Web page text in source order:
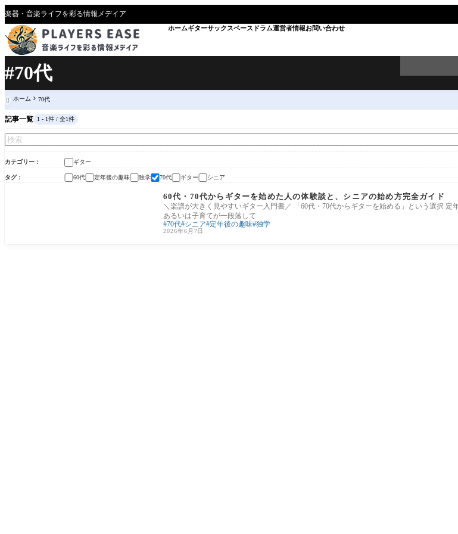
#70代
楽器・音楽ライフを彩る情報メデイア
ホームギターサックスベース ドラム運営者情報お問い合わせ
 ホーム 70代
記事一覧 1 - 1件 / 全1件
カテゴリー ギター
タグ 60代 定年後の趣味 独学 70代 ギター シニア
ギター
60代・70代からギターを始めた人の体験談と、シニアの始め方完全ガイド
＼楽譜が大きく見やすいギター入門書／ 「60代・70代からギターを始める」という選択 定
あるいは子育てが一段落して
70代 シニア 定年後の趣味 独学
2026年6月7日